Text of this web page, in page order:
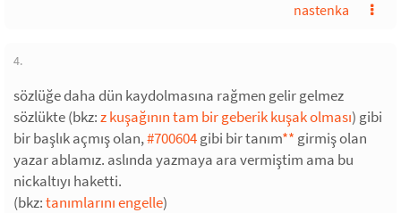
nastenka
4.
sözlüğe daha dün kaydolmasına rağmen gelir gelmez
sözlükte (bkz:z kuşağının tam bir geberik kuşak olması) gibi
bir başlık açmış olan,#700604gibi bir tanım** girmiş olan
yazar ablamız. aslında yazmaya ara vermiştim ama bu
nickaltıyı haketti.
(bkz:tanımlarını engelle)